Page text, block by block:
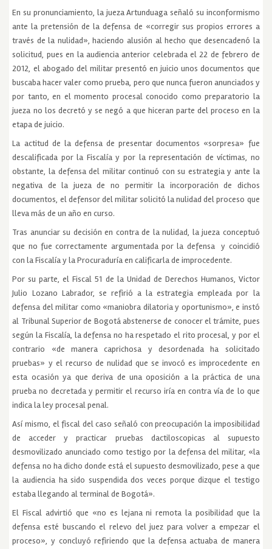
En su pronunciamiento, la jueza Artunduaga señaló su inconformismo
ante la pretensión de la defensa de «corregir sus propios errores a
través de la nulidad», haciendo alusión al hecho que desencadenó la
solicitud, pues en la audiencia anterior celebrada el 22 de febrero de
2012, el abogado del militar presentó en juicio unos documentos que
buscaba hacer valer como prueba, pero que nunca fueron anunciados y
por tanto, en el momento procesal conocido como preparatorio la
jueza no los decretó y se negó a que hiceran parte del proceso en la
etapa de juicio.
La actitud de la defensa de presentar documentos «sorpresa» fue
descalificada por la Fiscalía y por la representación de víctimas, no
obstante, la defensa del militar continuó con su estrategia y ante la
negativa de la jueza de no permitir la incorporación de dichos
documentos, el defensor del militar solicitó la nulidad del proceso que
lleva más de un año en curso.
Tras anunciar su decisión en contra de la nulidad, la jueza conceptuó
que no fue correctamente argumentada por la defensa y coincidió
con la Fiscalía y la Procuraduría en calificarla de improcedente.
Por su parte, el Fiscal 51 de la Unidad de Derechos Humanos, Victor
Julio Lozano Labrador, se refirió a la estrategia empleada por la
defensa del militar como «maniobra dilatoria y oportunismo», e instó
al Tribunal Superior de Bogotá abstenerse de conocer el trámite, pues
según la Fiscalía, la defensa no ha respetado el rito procesal, y por el
contrario «de manera caprichosa y desordenada ha solicitado
pruebas» y el recurso de nulidad que se invocó es improcedente en
esta ocasión ya que deriva de una oposición a la práctica de una
prueba no decretada y permitir el recurso iría en contra vía de lo que
indica la ley procesal penal.
Así mismo, el fiscal del caso señaló con preocupación la imposibilidad
de acceder y practicar pruebas dactiloscopicas al supuesto
desmovilizado anunciado como testigo por la defensa del militar, «la
defensa no ha dicho donde está el supuesto desmovilizado, pese a que
la audiencia ha sido suspendida dos veces porque dizque el testigo
estaba llegando al terminal de Bogotá».
El Fiscal advirtió que «no es lejana ni remota la posibilidad que la
defensa esté buscando el relevo del juez para volver a empezar el
proceso», y concluyó refiriendo que la defensa actuaba de manera